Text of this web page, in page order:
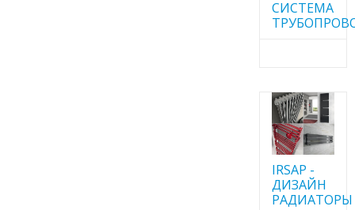
CИСТЕМА
IRSAP -
ДИЗАЙН
РАДИАТОРЫ